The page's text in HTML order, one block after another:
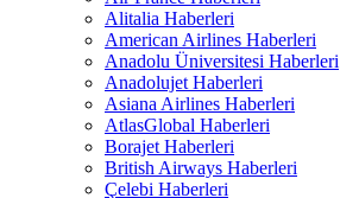
Alitalia Haberleri
American Airlines Haberleri
Anadolu Üniversitesi Haberleri
Anadolujet Haberleri
Asiana Airlines Haberleri
AtlasGlobal Haberleri
Borajet Haberleri
British Airways Haberleri
Çelebi Haberleri